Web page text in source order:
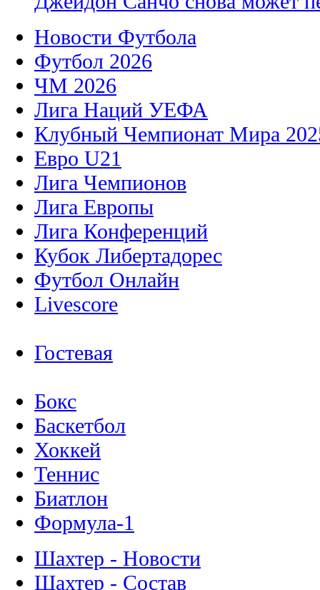
Новости Футбола
Футбол 2026
ЧМ 2026
Лига Наций УЕФА
Клубный Чемпионат Мира
Евро U21
Лига Чемпионов
Лига Европы
Лига Конференций
Кубок Либертадорес
Футбол Онлайн
Livescore
Гостевая
Бокс
Баскетбол
Хоккей
Теннис
Биатлон
Формула-1
Шахтер - Новости
Шахтер - Состав